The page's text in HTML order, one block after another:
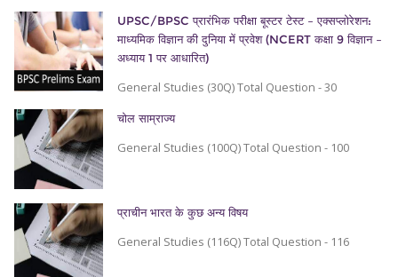
UPSC/BPSC प्रारंभिक परीक्षा बूस्टर टेस्ट – एक्सप्लोरेशन:
माध्यमिक विज्ञान की दुनिया में प्रवेश (NCERT कक्षा 9 विज्ञान –
अध्याय 1 पर आधारित)
General Studies (30Q) Total Question - 30
चोल साम्राज्य
General Studies (100Q) Total Question - 100
प्राचीन भारत के कुछ अन्य विषय
General Studies (116Q) Total Question - 116